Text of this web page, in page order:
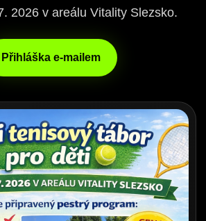
2026 v areálu Vitality Slezsko.
Přihláška e-mailem